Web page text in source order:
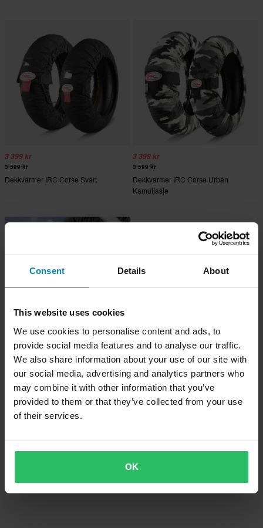
Consent Details About
This website uses cookies
We use cookies to personalise content and ads, to
provide social media features and to analyse our traffic.
We also share information about your use of our site with
our social media, advertising and analytics partners who
may combine it with other information that you’ve
provided to them or that they’ve collected from your use
of their services.
OK
3 399 kr
3 599 kr
Dekkvarmer IRC Corse Svart
3 399 kr
3 599 kr
Dekkvarmer IRC Corse Urban
Kamuflasje
1 999 kr
Dekkvarmer IRC Rise Svart XL